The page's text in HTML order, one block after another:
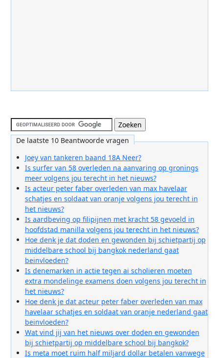
De laatste 10 Beantwoorde vragen
Joey van tankeren baand 18A Neer?
Is surfer van 58 overleden na aanvaring op gronings
meer volgens jou terecht in het nieuws?
Is acteur peter faber overleden van max havelaar
schatjes en soldaat van oranje volgens jou terecht in
het nieuws?
Is aardbeving op filipijnen met kracht 58 gevoeld in
hoofdstad manilla volgens jou terecht in het nieuws?
Hoe denk je dat doden en gewonden bij schietpartij op
middelbare school bij bangkok nederland gaat
beinvloeden?
Is denemarken in actie tegen ai scholieren moeten
extra mondelinge examens doen volgens jou terecht in
het nieuws?
Hoe denk je dat acteur peter faber overleden van max
havelaar schatjes en soldaat van oranje nederland gaat
beinvloeden?
Wat vind jij van het nieuws over doden en gewonden
bij schietpartij op middelbare school bij bangkok?
Is meta moet ruim half miljard dollar betalen vanwege